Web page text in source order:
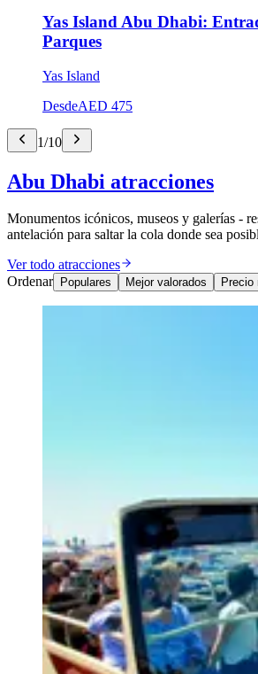
Yas Island Abu Dhabi:
Parques
Yas Island
DesdeAED 475
1/10
Abu Dhabi atracciones
Monumentos icónicos, museos y galerías -
antelación para saltar la cola donde sea
Ver todo atracciones
Ordenar
Populares Mejor valorados